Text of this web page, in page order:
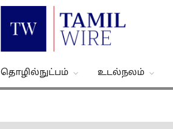
தொழில்நுட்பம் உடல்நலம்